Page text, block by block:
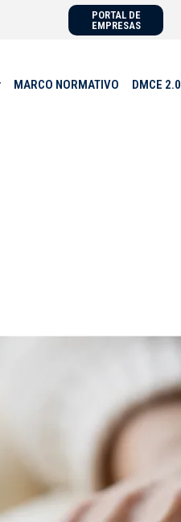
PORTAL DE
EMPRESAS
MARCO NORMATIVO DMCE 2.0